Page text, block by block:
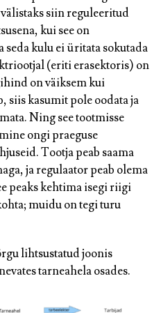
siin reguleeritud
kui see on
kulu ei üritata sokutada
(eriti erasektoris) on
on väiksem kui
kasumit pole oodata ja
Ning see tootmisse
ongi praeguse
Tootja peab saama
ja regulaator peab olema
peaks kehtima isegi riigi
muidu on tegi turu
lihtsustatud joonis
tarneahela osades.